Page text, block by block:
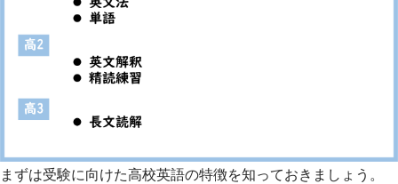
まずは受験に向けた高校英語の特徴を知っておきましょう。